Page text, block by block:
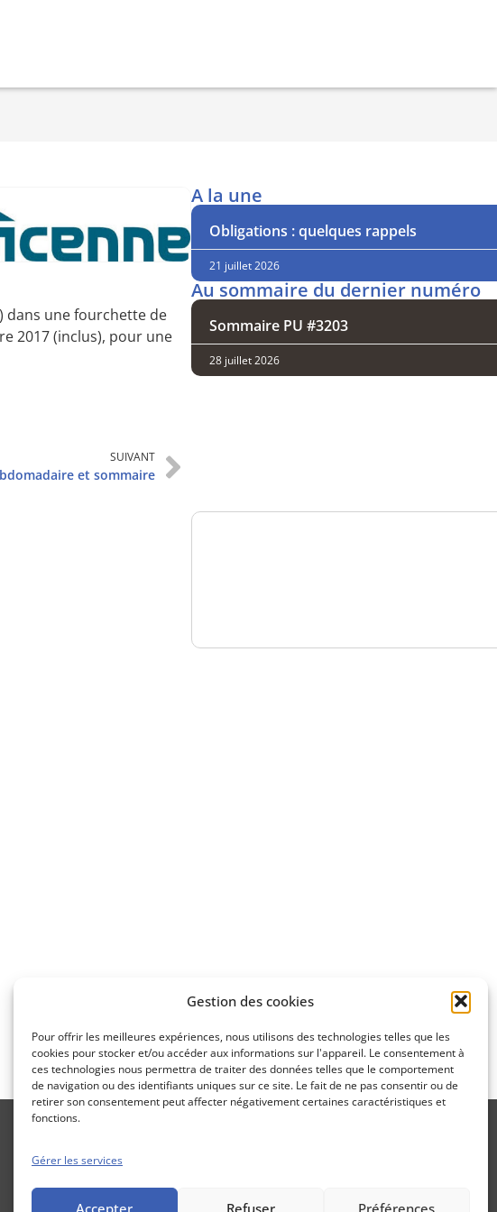
Gestion des cookies
Pour offrir les meilleures expériences, nous utilisons des technologies telles que les
cookies pour stocker et/ou accéder aux informations sur l'appareil. Le consentement à
ces technologies nous permettra de traiter des données telles que le comportement
de navigation ou des identifiants uniques sur ce site. Le fait de ne pas consentir ou de
retirer son consentement peut affecter négativement certaines caractéristiques et
fonctions.
Gérer les services
Accepter Refuser Préférences
dans une fourchette de
2017 (inclus), pour une
SUIVANT
et sommaire
A la une
Obligations : quelques rappels
21 juillet 2026
Au sommaire du dernier numéro
Sommaire PU #3203
28 juillet 2026
notre méthode d'investissement
Propos Utiles est une publication